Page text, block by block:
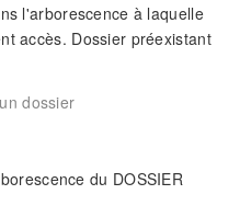
l'arborescence à laquelle
accès. Dossier préexistant
dossier
du DOSSIER